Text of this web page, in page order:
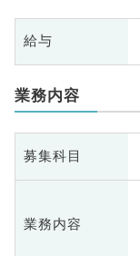
給与
業務内容
募集科目
業務内容